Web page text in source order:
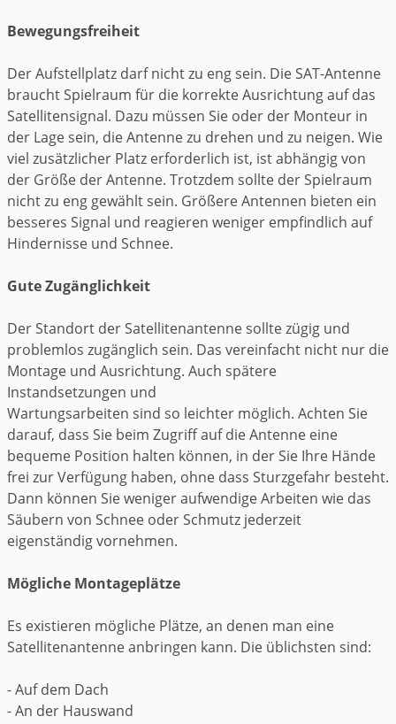
Bewegungsfreiheit
Der Aufstellplatz darf nicht zu eng sein. Die SAT-Antenne
braucht Spielraum für die korrekte Ausrichtung auf das
Satellitensignal. Dazu müssen Sie oder der Monteur in
der Lage sein, die Antenne zu drehen und zu neigen. Wie
viel zusätzlicher Platz erforderlich ist, ist abhängig von
der Größe der Antenne. Trotzdem sollte der Spielraum
nicht zu eng gewählt sein. Größere Antennen bieten ein
besseres Signal und reagieren weniger empfindlich auf
Hindernisse und Schnee.
Gute Zugänglichkeit
Der Standort der Satellitenantenne sollte zügig und
problemlos zugänglich sein. Das vereinfacht nicht nur die
Montage und Ausrichtung. Auch spätere
Instandsetzungen und
Wartungsarbeiten sind so leichter möglich. Achten Sie
darauf, dass Sie beim Zugriff auf die Antenne eine
bequeme Position halten können, in der Sie Ihre Hände
frei zur Verfügung haben, ohne dass Sturzgefahr besteht.
Dann können Sie weniger aufwendige Arbeiten wie das
Säubern von Schnee oder Schmutz jederzeit
eigenständig vornehmen.
Mögliche Montageplätze
Es existieren mögliche Plätze, an denen man eine
Satellitenantenne anbringen kann. Die üblichsten sind:
- Auf dem Dach
- An der Hauswand